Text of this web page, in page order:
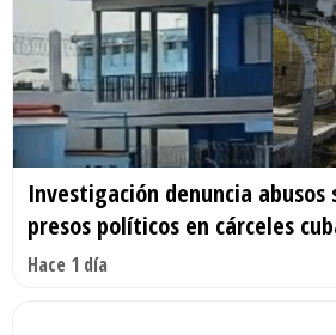
Investigación denuncia abusos
presos políticos en cárceles
Hace 1 día